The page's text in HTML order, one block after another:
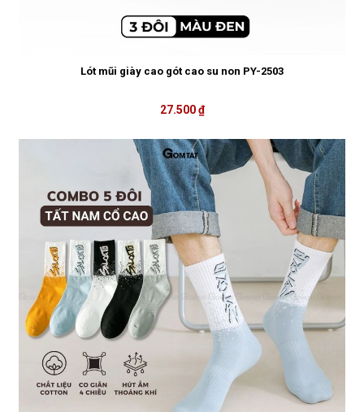
Lót mũi giày cao gót cao su non PY-2503
27.500 ₫